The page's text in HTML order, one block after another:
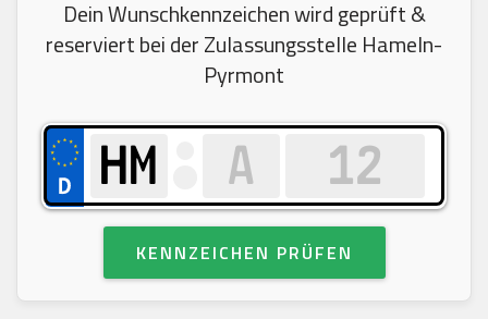
Dein Wunschkennzeichen wird geprüft &
reserviert bei der Zulassungsstelle Hameln-
Pyrmont
KENNZEICHEN PRÜFEN